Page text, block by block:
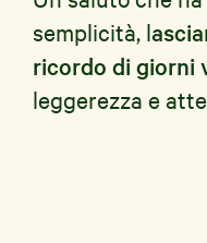
semplicità, l
ricordo di giorni
leggerezza e